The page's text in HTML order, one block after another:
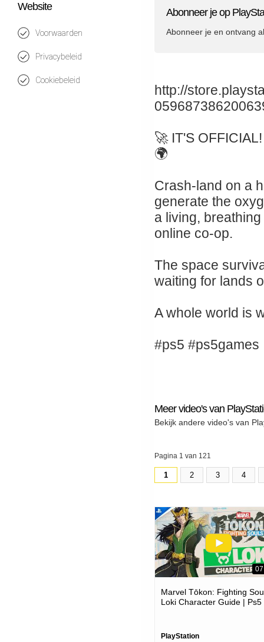
Website
Voorwaarden
Privacybeleid
Cookiebeleid
Abonneer je op
Abonneer je en ontvang
http://
🚀 IT'S
🌍
Crash-land on a
generate the
a living,
online co-op.
The space
waiting for lands
A whole world is
#ps5 #ps5games
Meer video's van
Bekijk andere video's van
Pagina 1 van 121
1 2 3 4
Marvel Tōkon: Fighting
Loki Character Guide | Ps5
PlayStation